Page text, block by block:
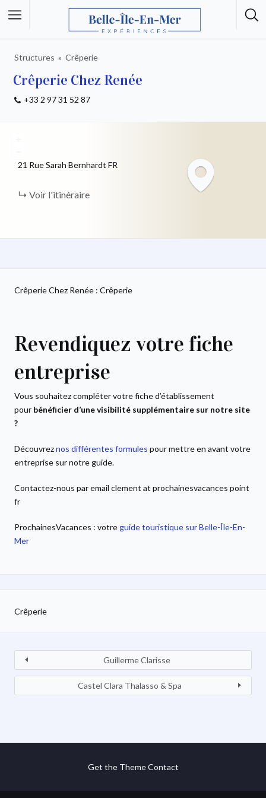
Structures Crêperie
Crêperie Chez Renée
+33 2 97 31 52 87
21 Rue Sarah Bernhardt FR
Voir l'itinéraire
Crêperie Chez Renée : Crêperie
Revendiquez votre fiche
entreprise
Vous souhaitez compléter votre fiche d’établissement
pour bénéficier d’une visibilité supplémentaire sur notre site
?
Découvreznos différentes formules pour mettre en avant votre
entreprise sur notre guide.
Contactez-nous par email clement at prochainesvacances point
fr
ProchainesVacances : votreguide touristique sur Belle-Île-En-
Mer
Crêperie
Guillerme Clarisse
Castel Clara Thalasso & Spa
Get the Theme Contact